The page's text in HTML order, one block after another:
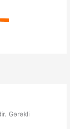
Gərəkli